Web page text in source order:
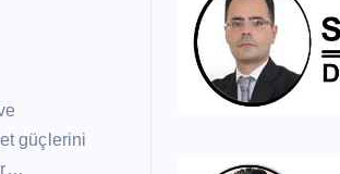
güçlerini